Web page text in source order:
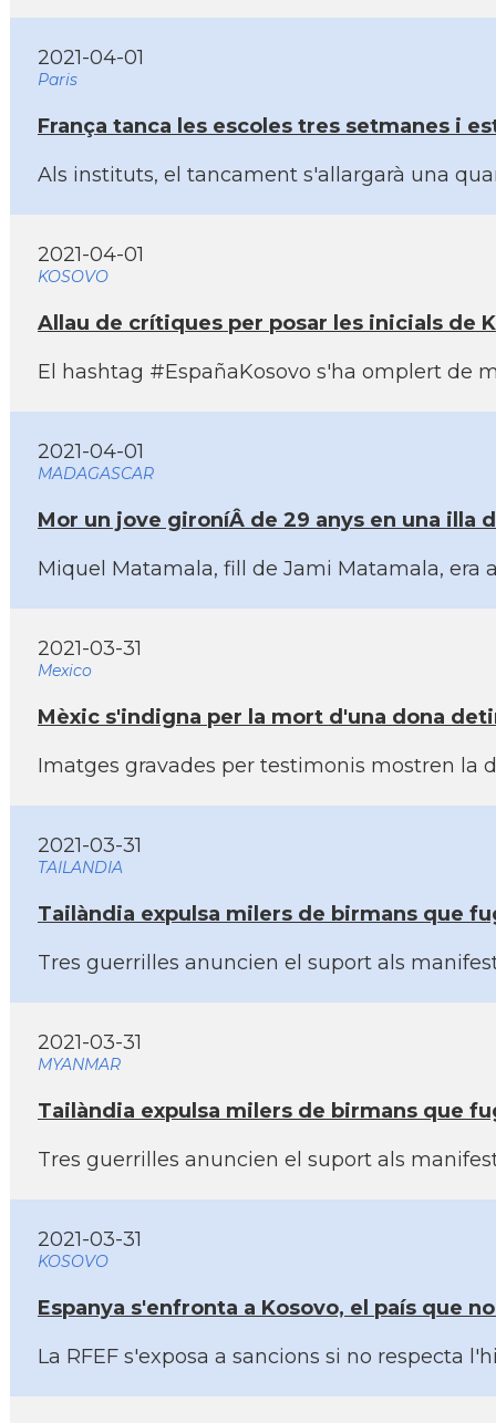
2021-04-01
Paris
França tanca les escoles tres setmanes i
Als instituts, el tancament s'allargarà una
2021-04-01
KOSOVO
Allau de crí­tiques per posar les inicials de
El hashtag #EspañaKosovo s'ha omplert de
2021-04-01
MADAGASCAR
Mor un jove gironí­Â­ de 29 anys en una illa
Miquel Matamala, fill de Jami Matamala, era
2021-03-31
Mexico
Mèxic s'indigna per la mort d'una dona
Imatges gravades per testimonis mostren la
2021-03-31
TAILANDIA
Tailàndia expulsa milers de birmans que
Tres guerrilles anuncien el suport als
2021-03-31
MYANMAR
Tailàndia expulsa milers de birmans que
Tres guerrilles anuncien el suport als
2021-03-31
KOSOVO
Espanya s'enfronta a Kosovo, el paí­s que
La RFEF s'exposa a sancions si no respecta